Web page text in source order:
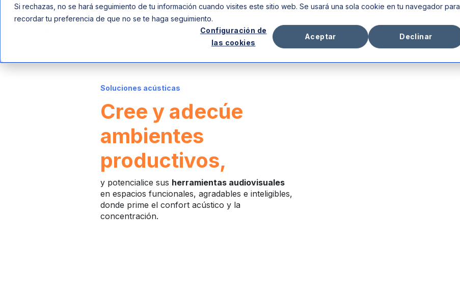
Si rechazas, no se hará seguimiento de tu información cuando visites este sitio web. Se usará una sola cookie en tu navegador para
recordar tu preferencia de que no se te haga seguimiento.
Configuración de
las cookies
Aceptar Declinar
Compañia
Soluciones acústicas
Cree y adecúe
ambientes
productivos,
y potencialice sus herramientas audiovisuales
en espacios funcionales, agradables e inteligibles,
donde prime el confort acústico y la
concentración.